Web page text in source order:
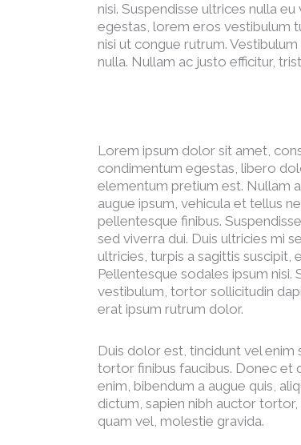
nisi. Suspendisse ultrices nulla
egestas, lorem eros vestibulum
nisi ut congue rutrum.
nulla. Nullam ac justo efficitur,
Lorem ipsum dolor sit amet,
condimentum egestas, libero
elementum pretium est. Nullam
augue ipsum, vehicula et tellus
pellentesque finibus.
sed viverra dui. Duis ultricies mi
ultricies, turpis a sagittis
Pellentesque sodales ipsum
vestibulum, tortor sollicitudin
erat ipsum rutrum dolor.
Duis dolor est, tincidunt vel
tortor finibus faucibus. Donec et
enim, bibendum a augue quis,
dictum, sapien nibh auctor
quam vel, molestie gravida.